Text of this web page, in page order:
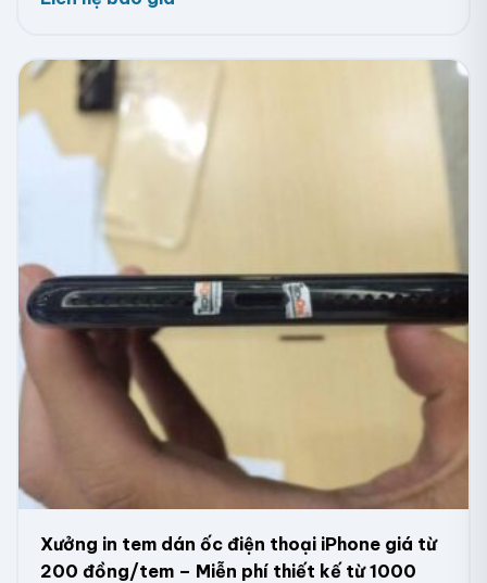
màu sắc. Từ mọi góc nhìn, nó hiển thị màu sắc khác
nhau dưới ánh sáng ban ngày và ban đêm. Với vân 3D
ẩn bên trong, Decal 7 màu mang đến chiều sâu và
màu sắc lấp lánh đặc trưng của kim loại.
Decal đơn màu
Giấy decal đơn màu được sử dụng để dán trên thùng
hàng hoặc sản phẩm, giúp phân biệt mã hàng theo
màu sắc và tránh nhầm lẫn. Kích thước của decal là
100mm ngang và 50mm dọc, được gia công thành
76mm tùy theo yêu cầu của từng khách hàng.
Xưởng in tem dán ốc điện thoại iPhone giá từ
200 đồng/tem – Miễn phí thiết kế từ 1000